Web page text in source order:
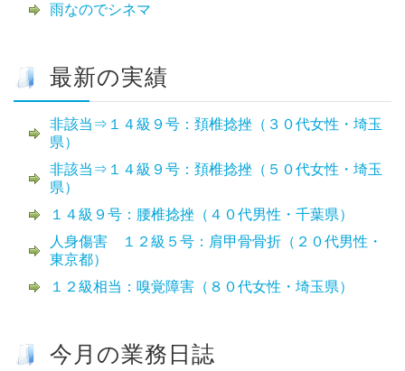
雨なのでシネマ
最新の実績
非該当⇒１４級９号：頚椎捻挫（３０代女性・埼玉
県）
非該当⇒１４級９号：頚椎捻挫（５０代女性・埼玉
県）
１４級９号：腰椎捻挫（４０代男性・千葉県）
人身傷害 １２級５号：肩甲骨骨折（２０代男性・
東京都）
１２級相当：嗅覚障害（８０代女性・埼玉県）
今月の業務日誌